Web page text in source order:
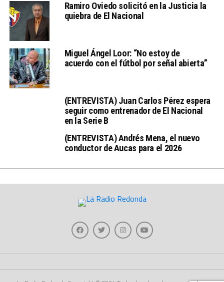
Ramiro Oviedo solicitó en la Justicia la
quiebra de El Nacional
Miguel Ángel Loor: “No estoy de
acuerdo con el fútbol por señal abierta”
(ENTREVISTA) Juan Carlos Pérez espera
seguir como entrenador de El Nacional
en la Serie B
(ENTREVISTA) Andrés Mena, el nuevo
conductor de Aucas para el 2026